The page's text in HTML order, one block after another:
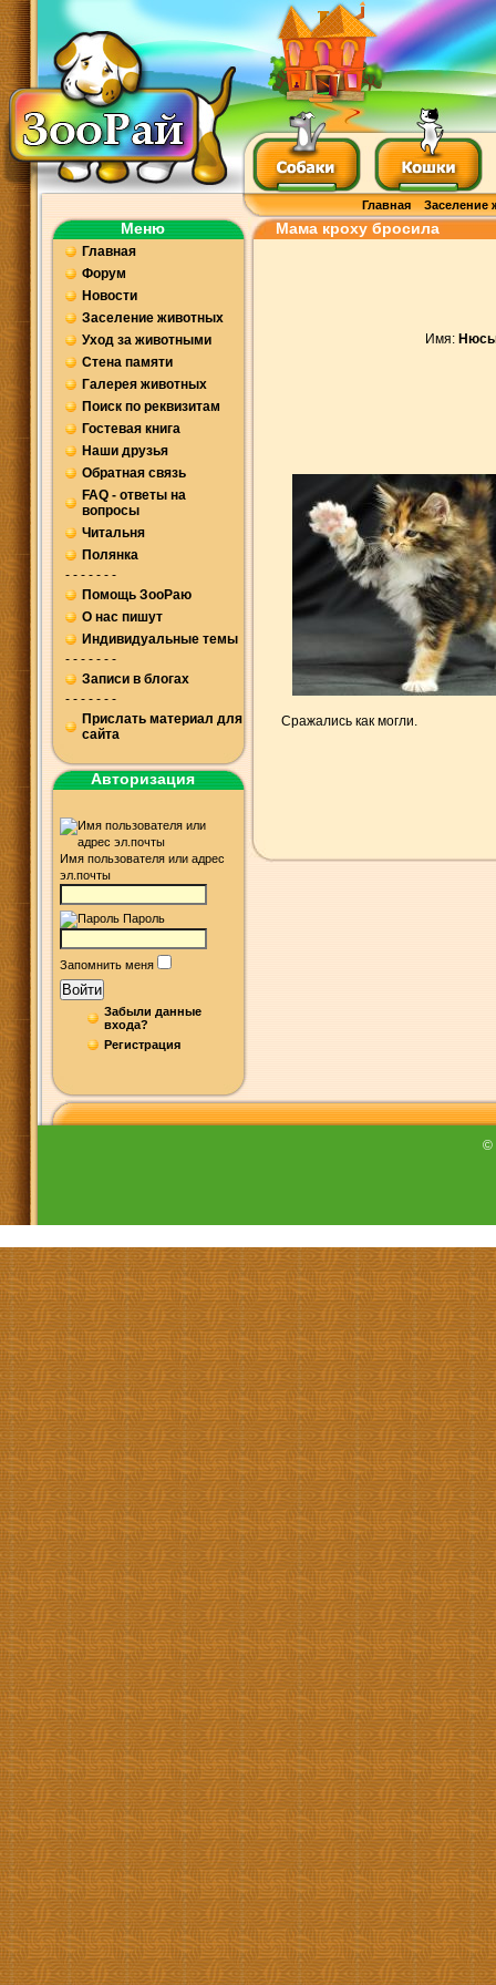
Главная Заселение
Меню
Главная
Форум
Новости
Заселение животных
Уход за животными
Стена памяти
Галерея животных
Поиск по реквизитам
Гостевая книга
Наши друзья
Обратная связь
FAQ - ответы на
вопросы
Читальня
Полянка
- - - - - - -
Помощь ЗооРаю
О нас пишут
Индивидуальные темы
- - - - - - -
Записи в блогах
- - - - - - -
Прислать материал для
сайта
Авторизация
Имя пользователя или адрес
эл.почты
Пароль
Запомнить меня
Войти
Забыли данные
входа?
Регистрация
Мама кроху бросила
Имя:
Сражались как могли.
©